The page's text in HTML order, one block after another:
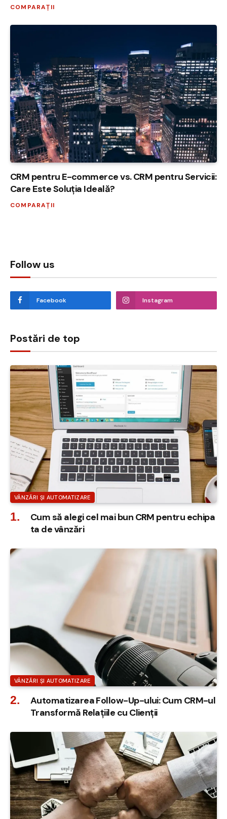
COMPARAȚII
CRM pentru E-commerce vs. CRM pentru Servicii:
Care Este Soluția Ideală?
COMPARAȚII
Follow us
Facebook Instagram
Postări de top
VÂNZĂRI ȘI AUTOMATIZARE
Cum să alegi cel mai bun CRM pentru echipa
ta de vânzări
VÂNZĂRI ȘI AUTOMATIZARE
Automatizarea Follow-Up-ului: Cum CRM-ul
Transformă Relațiile cu Clienții